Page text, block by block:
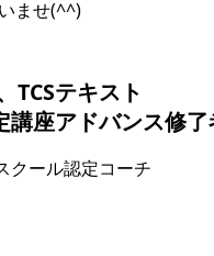
ませ(^^)
TCSテキスト
講座アドバンス修
クール認定コーチ